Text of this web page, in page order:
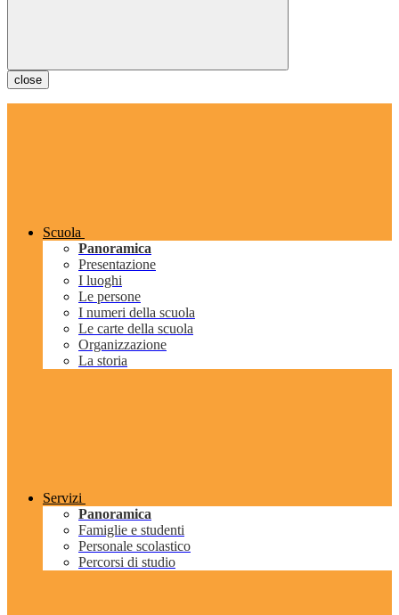
close
Scuola
Panoramica
Presentazione
I luoghi
Le persone
I numeri della scuola
Le carte della scuola
Organizzazione
La storia
Servizi
Panoramica
Famiglie e studenti
Personale scolastico
Percorsi di studio